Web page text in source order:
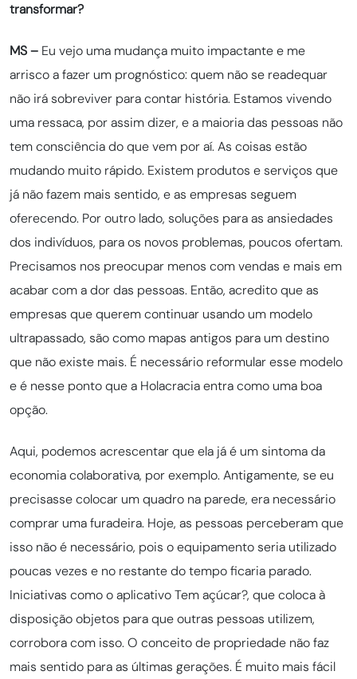
transformar?
MS – Eu vejo uma mudança muito impactante e me
arrisco a fazer um prognóstico: quem não se readequar
não irá sobreviver para contar história. Estamos vivendo
uma ressaca, por assim dizer, e a maioria das pessoas não
tem consciência do que vem por aí. As coisas estão
mudando muito rápido. Existem produtos e serviços que
já não fazem mais sentido, e as empresas seguem
oferecendo. Por outro lado, soluções para as ansiedades
dos indivíduos, para os novos problemas, poucos ofertam.
Precisamos nos preocupar menos com vendas e mais em
acabar com a dor das pessoas. Então, acredito que as
empresas que querem continuar usando um modelo
ultrapassado, são como mapas antigos para um destino
que não existe mais. É necessário reformular esse modelo
e é nesse ponto que a Holacracia entra como uma boa
opção.
Aqui, podemos acrescentar que ela já é um sintoma da
economia colaborativa, por exemplo. Antigamente, se eu
precisasse colocar um quadro na parede, era necessário
comprar uma furadeira. Hoje, as pessoas perceberam que
isso não é necessário, pois o equipamento seria utilizado
poucas vezes e no restante do tempo ficaria parado.
Iniciativas como o aplicativo Tem açúcar?, que coloca à
disposição objetos para que outras pessoas utilizem,
corrobora com isso. O conceito de propriedade não faz
mais sentido para as últimas gerações. É muito mais fácil